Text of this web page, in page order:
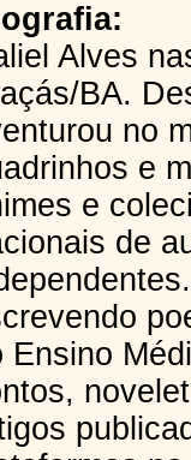
Alves
BA.
no
e
e
de
Ensino